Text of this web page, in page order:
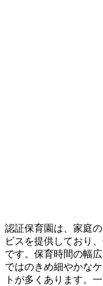
認証保育園は、家庭
ビスを提供しており
です。保育時間の幅
ではのきめ細やかな
トが多くあります。